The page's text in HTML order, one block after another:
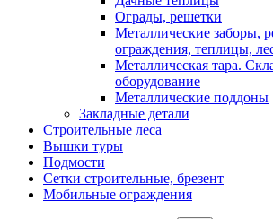
Ограды, решетки
Металлические заборы,
ограждения, теплицы,
Металлическая тара.
оборудование
Металлические поддоны
Закладные детали
Строительные леса
Вышки туры
Подмости
Сетки строительные, брезент
Мобильные ограждения